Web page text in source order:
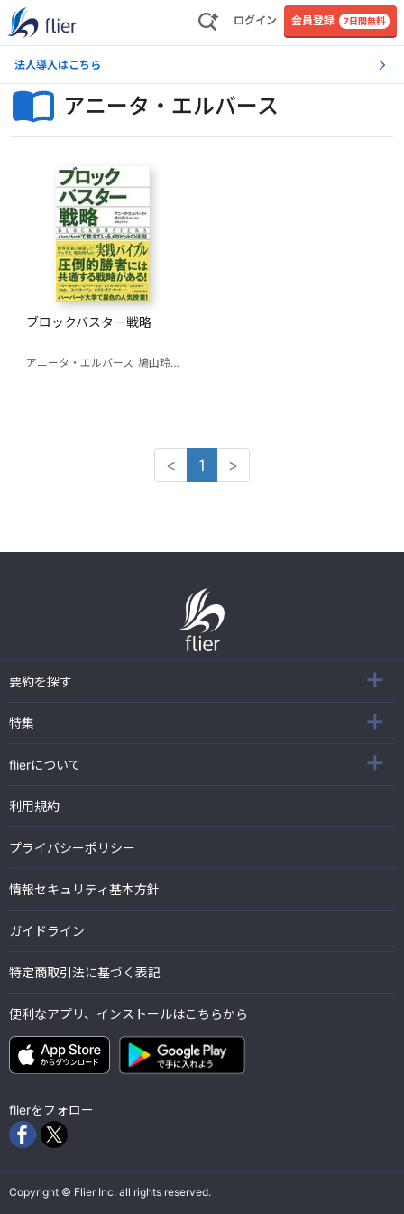
ログイン 会員登録 7日間無料
法人導入はこちら
アニータ・エルバース
ブロックバスター戦略
アニータ・エルバース 鳩山玲人(訳)
< 1 >
要約を探す
特集
flierについて
利用規約
プライバシーポリシー
情報セキュリティ基本方針
ガイドライン
特定商取引法に基づく表記
便利なアプリ、インストールはこちらから
flierをフォロー
Copyright © Flier Inc. all rights reserved.